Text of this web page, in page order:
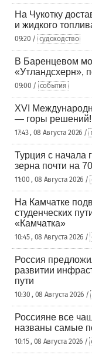
На Чукотку
и жидкого
09:20 / судоходство
В Баренцевом
«Утландсхерн»,
09:00 / события
XVI
— горы решений!
17:43 , 08 Августа 2026 /
Турция с начала
зерна почти на
11:00 , 08 Августа 2026 /
На Камчатке
студенческих
«Камчатка»
10:45 , 08 Августа 2026 /
Россия
развитии
пути
10:30 , 08 Августа 2026 /
Россияне все
названы самые
10:15 , 08 Августа 2026 /